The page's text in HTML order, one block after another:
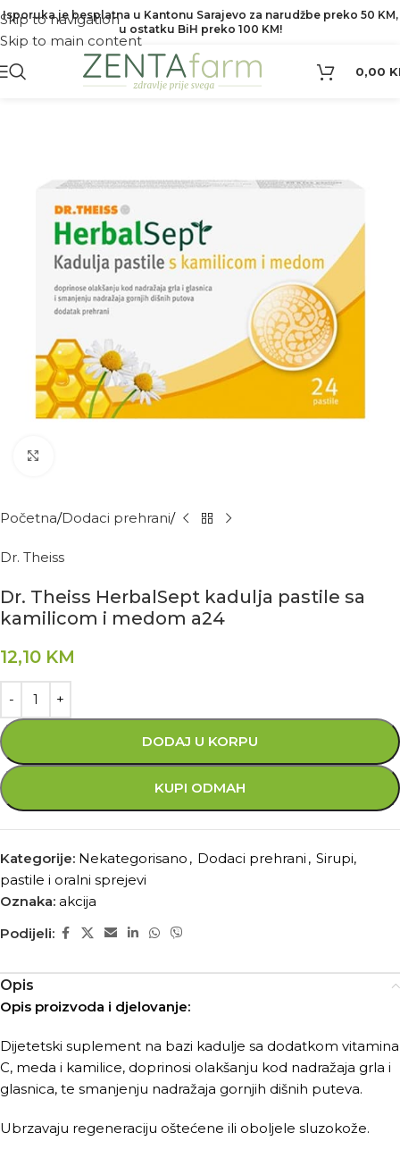
Skip to navigation
Skip to main content
Isporuka je besplatna u Kantonu Sarajevo za narudžbe preko 50 KM,
u ostatku BiH preko 100 KM!
0,00
Početna Dodaci prehrani
Dr. Theiss
Dr. Theiss HerbalSept kadulja pastile sa
kamilicom i medom a24
12,10 KM
DODAJ U KORPU
KUPI ODMAH
Kategorije: Nekategorisano , Dodaci prehrani , Sirupi,
pastile i oralni sprejevi
Oznaka: akcija
Podijeli:
Opis
Opis proizvoda i djelovanje:
Dijetetski suplement na bazi kadulje sa dodatkom vitamina
C, meda i kamilice, doprinosi olakšanju kod nadražaja grla i
glasnica, te smanjenju nadražaja gornjih dišnih puteva.
Ubrzavaju regeneraciju oštećene ili oboljele sluzokože.